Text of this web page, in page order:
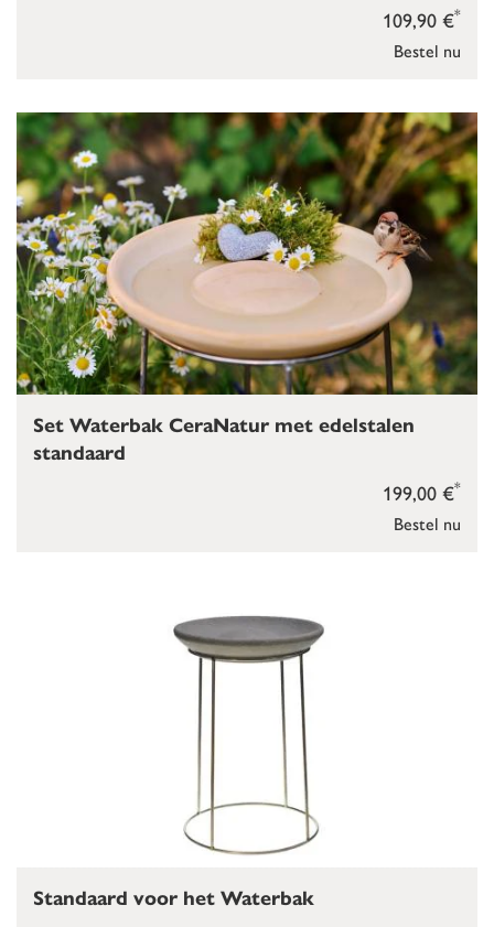
Bestel nu
109,90 €*
Bestel nu
199,00 €*
Set Waterbak CeraNatur met edelstalen
standaard
Standaard voor het Waterbak